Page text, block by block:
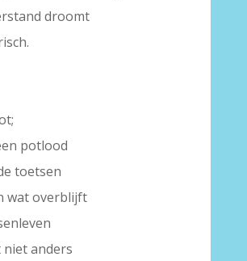
droomt
potlood
toetsen
wat overblijft
niet anders